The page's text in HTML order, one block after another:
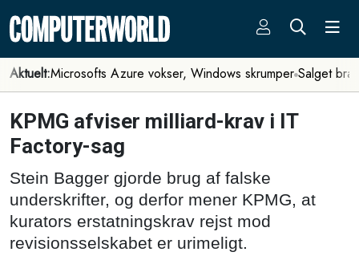
Aktuelt:Microsofts Azure vokser, Windows skrumper Salget
KPMG afviser milliard-krav i IT
Factory-sag
Stein Bagger gjorde brug af falske
underskrifter, og derfor mener KPMG, at
kurators erstatningskrav rejst mod
revisionsselskabet er urimeligt.